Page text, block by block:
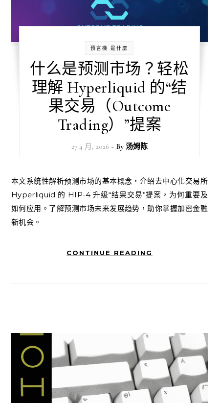
預言機 是什麼
什么是预测市场？轻松
理解 Hyperliquid 的“结
果交易（Outcome
Trading）”提案
27 4 月, 2026 - By 汤姆陈
本文系统性解析预测市场的基本概念，介绍去中心化交易所
Hyperliquid 的 HIP-4 升级“结果交易”提案，为何重要及
如何应用。了解预测市场未来发展趋势，助你掌握加密金融
新机会。
CONTINUE READING